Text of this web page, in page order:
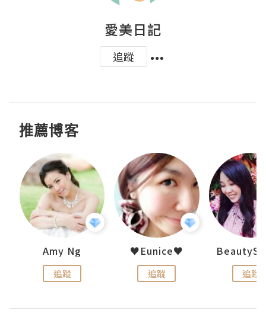
愛美日記
追蹤
推薦博客
Amy Ng
追蹤
♥Eunice♥
追蹤 追蹤